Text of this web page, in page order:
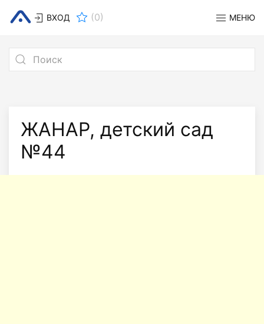
ВХОД (0) МЕНЮ
ЖАНАР, детский сад
№44